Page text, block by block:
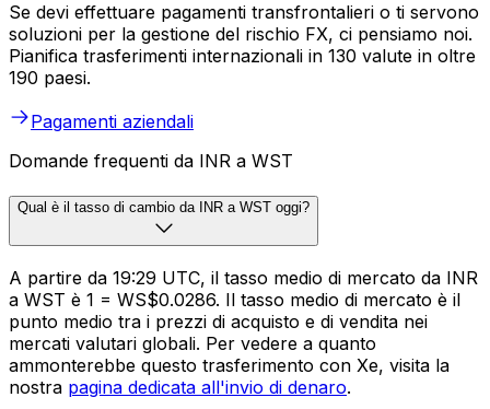
Se devi effettuare pagamenti transfrontalieri o ti servono
soluzioni per la gestione del rischio FX, ci pensiamo noi.
Pianifica trasferimenti internazionali in 130 valute in oltre
190 paesi.
Pagamenti aziendali
Domande frequenti da INR a WST
Qual è il tasso di cambio da INR a WST oggi?
A partire da 19:29 UTC, il tasso medio di mercato da INR
a WST è ₹1 = WS$0.0286. Il tasso medio di mercato è il
punto medio tra i prezzi di acquisto e di vendita nei
mercati valutari globali. Per vedere a quanto
ammonterebbe questo trasferimento con Xe, visita la
nostra pagina dedicata all'invio di denaro.